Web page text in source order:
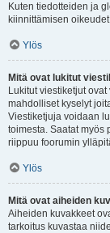
Kuten tiedotteiden ja
kiinnittämisen
Ylös
Mitä ovat lukitut
Lukitut viestiketjut
mahdolliset kyselyt
Viestiketjuja voidaan
toimesta. Saatat myös
riippuu foorumin
Ylös
Mitä ovat aiheiden
Aiheiden kuvakkeet
tarkoitus kuvastaa